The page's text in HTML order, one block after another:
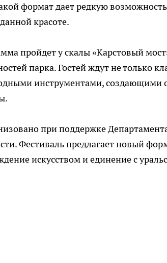
формат дает редкую
красоте.
пройдет у скалы «Карстовый
парка. Гостей ждут не только
инструментами, создающими
при поддержке
Фестиваль предлагает новый
искусством и единение с